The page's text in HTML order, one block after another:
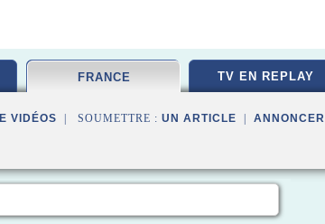
FRANCE TV EN REPLAY
VIDÉOS | SOUMETTRE : UN ARTICLE ANNONCER